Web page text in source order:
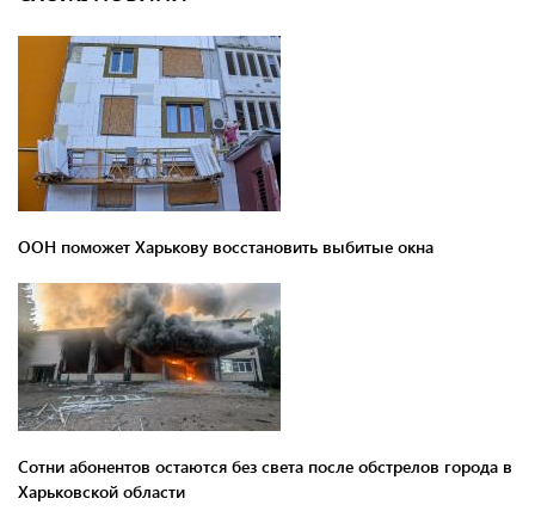
ООН поможет Харькову восстановить выбитые окна
Сотни абонентов остаются без света после обстрелов города в
Харьковской области